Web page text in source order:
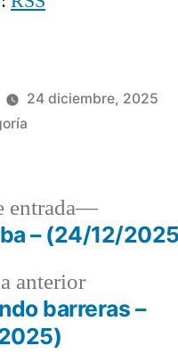
24 diciembre, 2025
anteriorEntrada
anterior:
barreras –
entrada
Siguiente
entrada:
– (24/12/